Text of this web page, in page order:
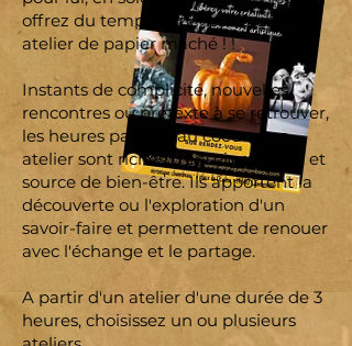
offrez du temps et pensez à un
atelier de papier mâché ! !
Instants de complicité, nouvelles
rencontres ou prétexte à se retrouver,
les heures passées au coeur d'un
atelier sont riches d'enseignement et
source de bien-être. Ils apportent la
découverte ou l'exploration d'un
savoir-faire et permettent de renouer
avec l'échange et le partage.
A partir d'un atelier d'une durée de 3
heures, choisissez un ou plusieurs